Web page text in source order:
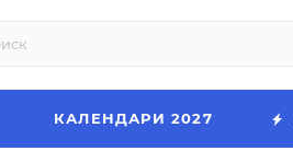
КАЛЕНДАРИ 2027